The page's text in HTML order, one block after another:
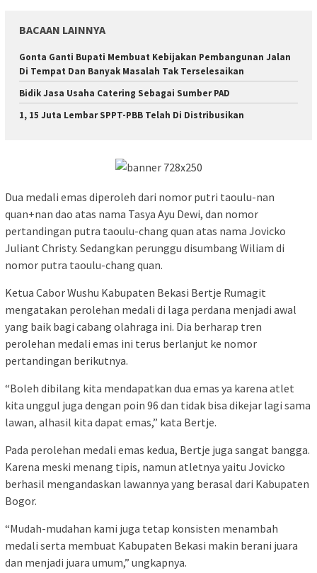
BACAAN LAINNYA
Gonta Ganti Bupati Membuat Kebijakan Pembangunan Jalan
Di Tempat Dan Banyak Masalah Tak Terselesaikan
Bidik Jasa Usaha Catering Sebagai Sumber PAD
1, 15 Juta Lembar SPPT-PBB Telah Di Distribusikan
Dua medali emas diperoleh dari nomor putri taoulu-nan
quan+nan dao atas nama Tasya Ayu Dewi, dan nomor
pertandingan putra taoulu-chang quan atas nama Jovicko
Juliant Christy. Sedangkan perunggu disumbang Wiliam di
nomor putra taoulu-chang quan.
Ketua Cabor Wushu Kabupaten Bekasi Bertje Rumagit
mengatakan perolehan medali di laga perdana menjadi awal
yang baik bagi cabang olahraga ini. Dia berharap tren
perolehan medali emas ini terus berlanjut ke nomor
pertandingan berikutnya.
“Boleh dibilang kita mendapatkan dua emas ya karena atlet
kita unggul juga dengan poin 96 dan tidak bisa dikejar lagi sama
lawan, alhasil kita dapat emas,” kata Bertje.
Pada perolehan medali emas kedua, Bertje juga sangat bangga.
Karena meski menang tipis, namun atletnya yaitu Jovicko
berhasil mengandaskan lawannya yang berasal dari Kabupaten
Bogor.
“Mudah-mudahan kami juga tetap konsisten menambah
medali serta membuat Kabupaten Bekasi makin berani juara
dan menjadi juara umum,” ungkapnya.